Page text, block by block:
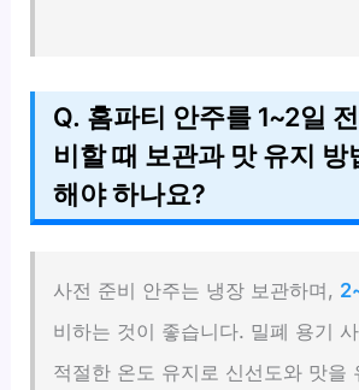
Q. 홈파티 안주를 1~2일
비할 때 보관과 맛 유지 방
해야 하나요?
사전 준비 안주는 냉장 보관하며,
비하는 것이 좋습니다. 밀폐 용기
적절한 온도 유지로 신선도와 맛을